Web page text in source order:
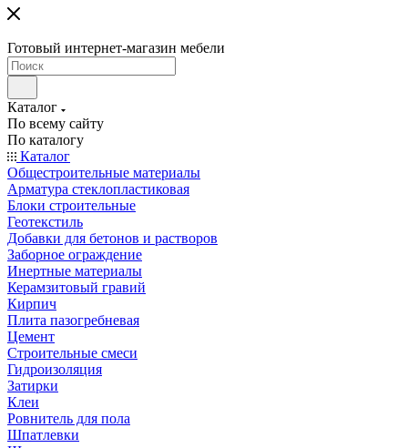
Готовый интернет-магазин мебели
Каталог
По всему сайту
По каталогу
Каталог
Общестроительные материалы
Арматура стеклопластиковая
Блоки строительные
Геотекстиль
Добавки для бетонов и растворов
Заборное ограждение
Инертные материалы
Керамзитовый гравий
Кирпич
Плита пазогребневая
Цемент
Строительные смеси
Гидроизоляция
Затирки
Клеи
Ровнитель для пола
Шпатлевки